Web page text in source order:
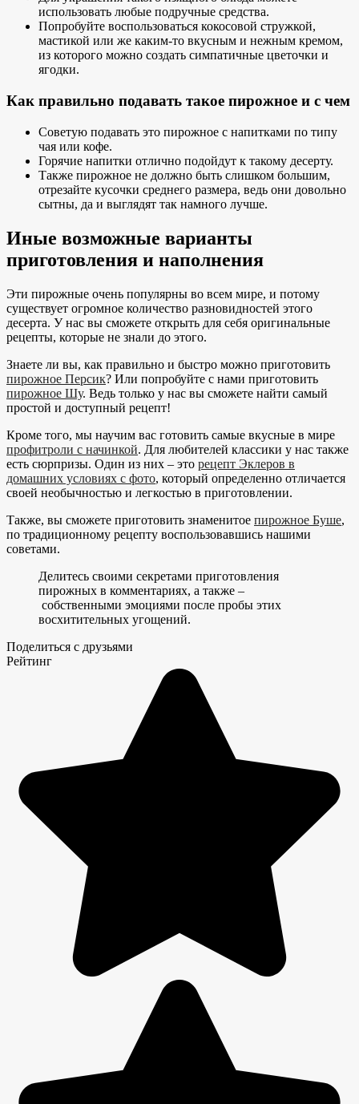
использовать любые подручные средства.
Попробуйте воспользоваться кокосовой стружкой,
мастикой или же каким-то вкусным и нежным кремом,
из которого можно создать симпатичные цветочки и
ягодки.
Как правильно подавать такое пирожное и с чем
Советую подавать это пирожное с напитками по типу
чая или кофе.
Горячие напитки отлично подойдут к такому десерту.
Также пирожное не должно быть слишком большим,
отрезайте кусочки среднего размера, ведь они довольно
сытны, да и выглядят так намного лучше.
Иные возможные варианты
приготовления и наполнения
Эти пирожные очень популярны во всем мире, и потому
существует огромное количество разновидностей этого
десерта. У нас вы сможете открыть для себя оригинальные
рецепты, которые не знали до этого.
Знаете ли вы, как правильно и быстро можно приготовить
пирожное Персик? Или попробуйте с нами приготовить
пирожное Шу. Ведь только у нас вы сможете найти самый
простой и доступный рецепт!
Кроме того, мы научим вас готовить самые вкусные в мире
профитроли с начинкой. Для любителей классики у нас также
есть сюрпризы. Один из них – это рецепт Эклеров в
домашних условиях с фото, который определенно отличается
своей необычностью и легкостью в приготовлении.
Также, вы сможете приготовить знаменитое пирожное Буше,
по традиционному рецепту воспользовавшись нашими
советами.
Делитесь своими секретами приготовления
пирожных в комментариях, а также –
собственными эмоциями после пробы этих
восхитительных угощений.
Поделиться с друзьями
Рейтинг